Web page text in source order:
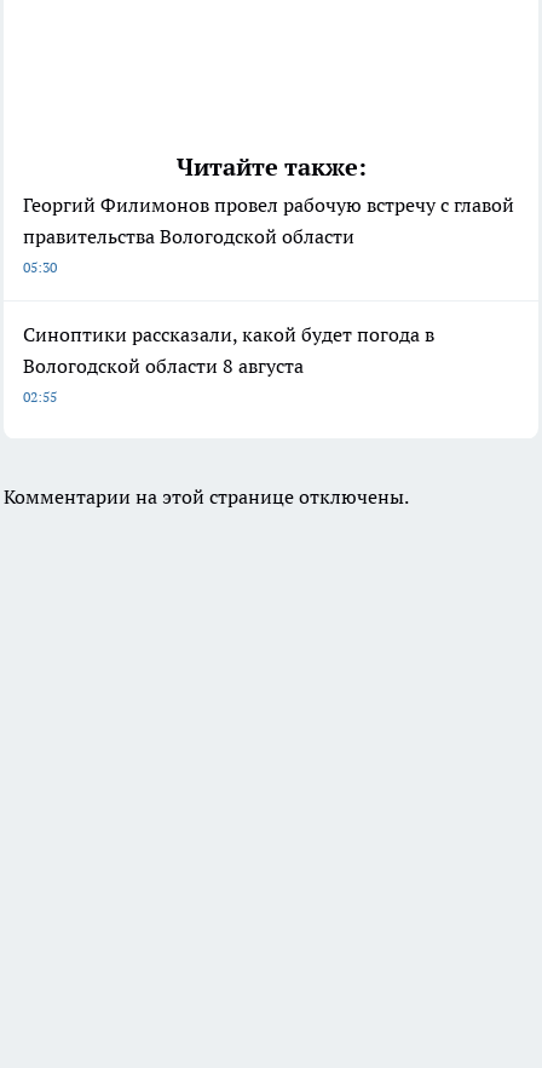
Читайте также:
Георгий Филимонов провел рабочую встречу с главой
правительства Вологодской области
05:30
Синоптики рассказали, какой будет погода в
Вологодской области 8 августа
02:55
Комментарии на этой странице отключены.